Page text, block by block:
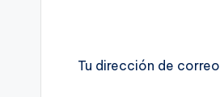
Tu dirección de